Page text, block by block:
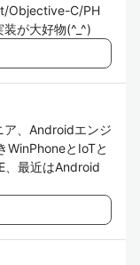
Objective-C/PH
が大好物(^_^)
ア、Androidエンジ
WinPhoneとIoTと
、最近はAndroid